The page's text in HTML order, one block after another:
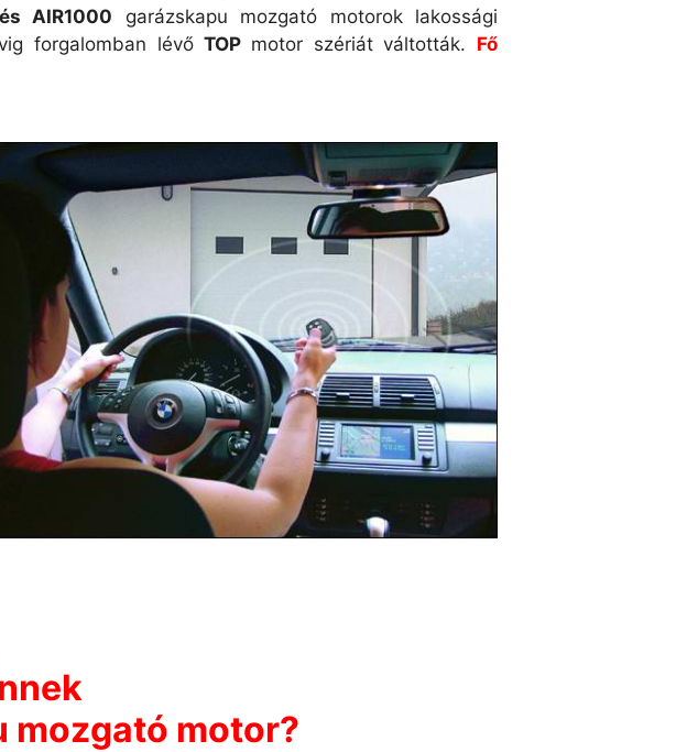
AIR1000 garázskapu mozgató motorok lakossági
forgalomban lévőTOP motor szériát váltották. Fő
mozgató motor?